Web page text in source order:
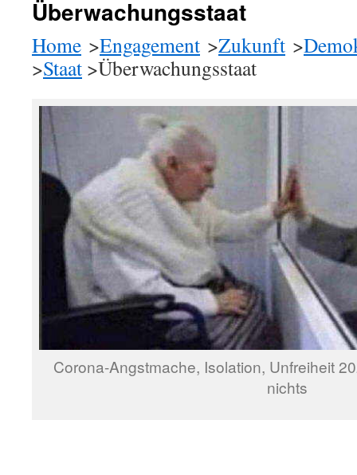
Überwachungsstaat
Home >Engagement >Zukunft >
>Staat >Überwachungsstaat
Corona-Angstmache, Isolation, Unfreiheit
nichts